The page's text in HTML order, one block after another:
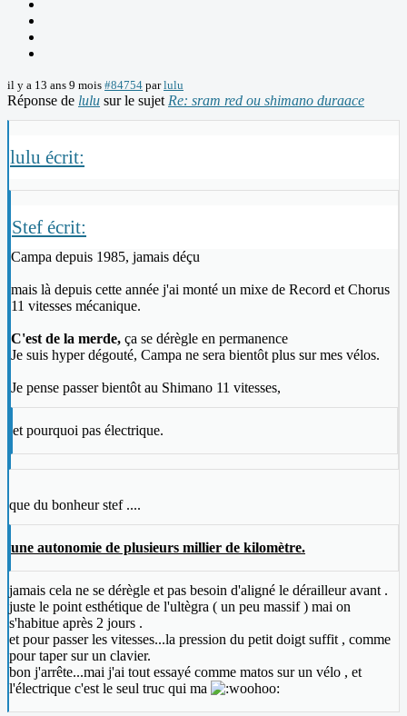
il y a 13 ans 9 mois #84754 parlulu
Réponse de lulu sur le sujet Re: sram red ou shimano duraace
lulu écrit:
Stef écrit:
Campa depuis 1985, jamais déçu
mais là depuis cette année j'ai monté un mixe de Record et Chorus
11 vitesses mécanique.
C'est de la merde, ça se dérègle en permanence
Je suis hyper dégouté, Campa ne sera bientôt plus sur mes vélos.
Je pense passer bientôt au Shimano 11 vitesses,
et pourquoi pas électrique.
que du bonheur stef ....
une autonomie de plusieurs millier de kilomètre.
jamais cela ne se dérègle et pas besoin d'aligné le dérailleur avant .
juste le point esthétique de l'ultègra ( un peu massif ) mai on
s'habitue après 2 jours .
et pour passer les vitesses...la pression du petit doigt suffit , comme
pour taper sur un clavier.
bon j'arrête...mai j'ai tout essayé comme matos sur un vélo , et
l'électrique c'est le seul truc qui ma